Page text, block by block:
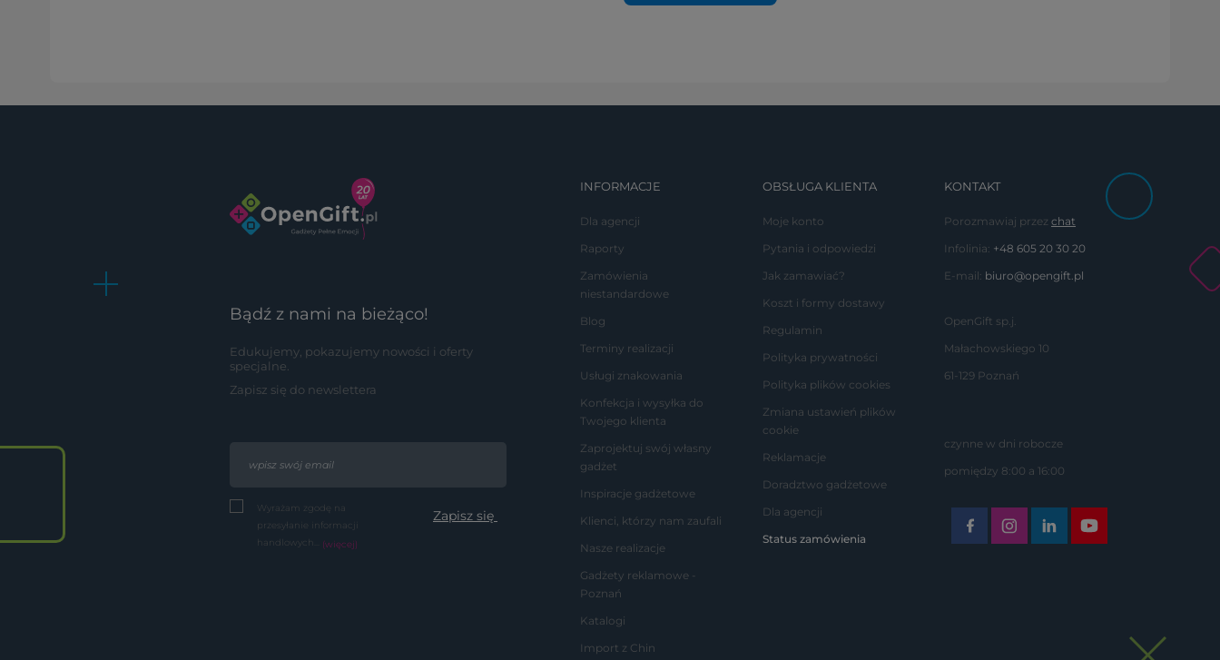
Bądź z nami na bieżąco!
Edukujemy, pokazujemy nowości i oferty
specjalne.
Zapisz się do newslettera
Wyrażam zgodę na
przesyłanie informacji
handlowych... (więcej)
INFORMACJE
Dla agencji
Raporty
Zamówienia
niestandardowe
Blog
Terminy realizacji
Usługi znakowania
Konfekcja i wysyłka do
Twojego klienta
Zaprojektuj swój własny
gadżet
Inspiracje gadżetowe
Klienci, którzy nam zaufali
Nasze realizacje
Gadżety reklamowe -
Poznań
Katalogi
Import z Chin
OBSŁUGA KLIENTA
Moje konto
Pytania i odpowiedzi
Jak zamawiać?
Koszt i formy dostawy
Regulamin
Polityka prywatności
Polityka plików cookies
Zmiana ustawień plików
cookie
Reklamacje
Doradztwo gadżetowe
Dla agencji
Status zamówienia
KONTAKT
Porozmawiaj przezchat
Infolinia: +48 605 20 30 20
E-mail: biuro@opengift.pl
OpenGift sp.j.
Małachowskiego 10
61-129 Poznań
czynne w dni robocze
pomiędzy 8:00 a 16:00